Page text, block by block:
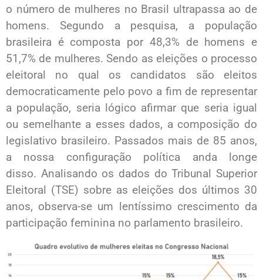
o número de mulheres no Brasil ultrapassa ao de
homens. Segundo a pesquisa, a população
brasileira é composta por 48,3% de homens e
51,7% de mulheres. Sendo as eleições o processo
eleitoral no qual os candidatos são eleitos
democraticamente pelo povo a fim de representar
a população, seria lógico afirmar que seria igual
ou semelhante a esses dados, a composição do
legislativo brasileiro. Passados mais de 85 anos,
a nossa configuração política anda longe
disso. Analisando os dados do Tribunal Superior
Eleitoral (TSE) sobre as eleições dos últimos 30
anos, observa-se um lentíssimo crescimento da
participação feminina no parlamento brasileiro.